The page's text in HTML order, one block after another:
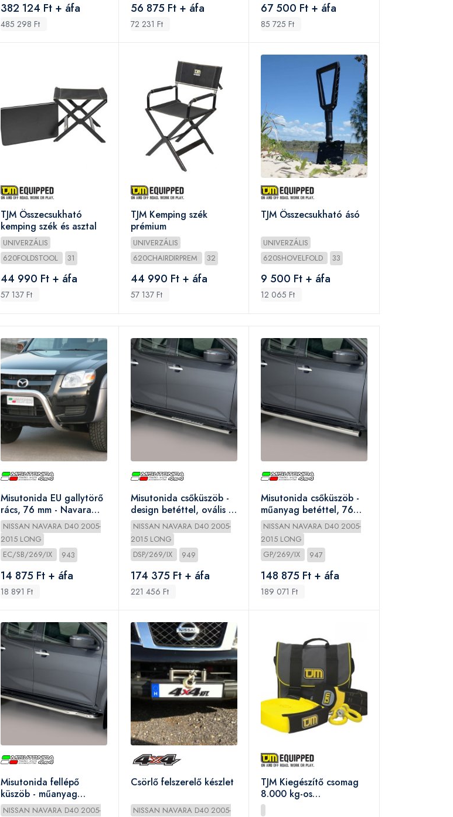
382 124 Ft + áfa
485 298 Ft
56 875 Ft + áfa
72 231 Ft
67 500 Ft + áfa
85 725 Ft
TJM Összecsukható
kemping szék és asztal
UNIVERZÁLIS
620FOLDSTOOL
31
44 990 Ft + áfa
57 137 Ft
TJM Kemping szék
prémium
UNIVERZÁLIS
620CHAIRDIRPREM
32
44 990 Ft + áfa
57 137 Ft
TJM Összecsukható ásó
UNIVERZÁLIS
620SHOVELFOLD
33
9 500 Ft + áfa
12 065 Ft
Misutonida EU gallytörő
rács, 76 mm - Navara
D/C 2010-
NISSAN NAVARA D40 2005-
2015 LONG
EC/SB/269/IX
943
14 875 Ft + áfa
18 891 Ft
Misutonida csőküszöb -
design betéttel, ovális -
Navara D/C 2010-
NISSAN NAVARA D40 2005-
2015 LONG
DSP/269/IX
949
174 375 Ft + áfa
221 456 Ft
Misutonida csőküszöb -
műanyag betéttel, 76
mm - Navara D/C 2010-
NISSAN NAVARA D40 2005-
2015 LONG
GP/269/IX
947
148 875 Ft + áfa
189 071 Ft
Misutonida fellépő
küszöb - műanyag
lemezbetéttel - Navara
NISSAN NAVARA D40 2005-
Csörlő felszerelő készlet
NISSAN NAVARA D40 2005-
TJM Kiegészítő csomag
8.000 kg-os
rántókötéllel